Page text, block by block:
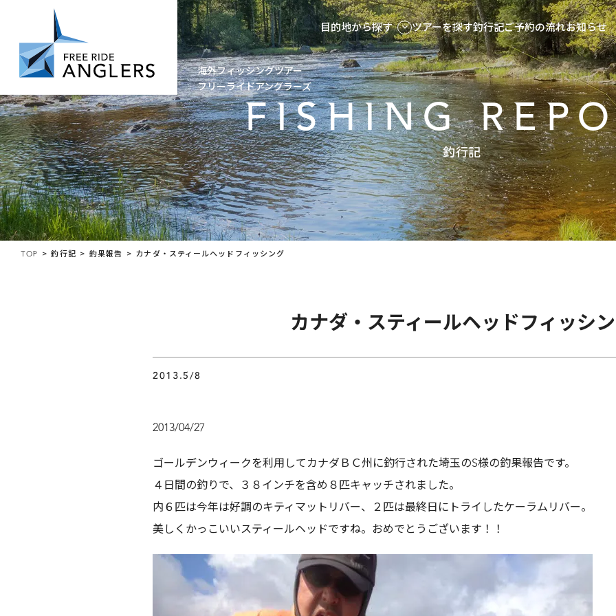
海外フィッシングツアー
フリーライドアングラーズ
目的地から探す ツアーを探す釣行記ご予約の流れお知らせ
FISHING
釣行記
TOP 釣行記 釣果報告 カナダ・スティールヘッドフィッシング
カナダ・スティールヘッドフィッシ
2013.5/8
2013/04/27
ゴールデンウィークを利用してカナダＢＣ州に釣行された埼玉のS様の釣果報告です。
４日間の釣りで、３８インチを含め８匹キャッチされました。
内６匹は今年は好調のキティマットリバー、２匹は最終日にトライしたケーラムリバー。
美しくかっこいいスティールヘッドですね。おめでとうございます！！